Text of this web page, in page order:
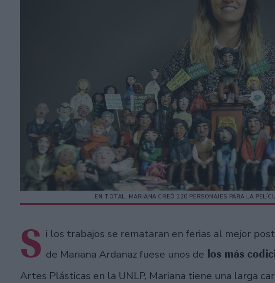
EN TOTAL, MARIANA CREÓ 120 PERSONAJES PARA LA
S i los trabajos se remataran en ferias al mejor
de Mariana Ardanaz fuese unos de los más
Artes Plásticas en la UNLP, Mariana tiene una larga